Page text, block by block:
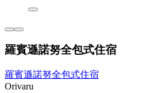
羅賓遜諾努全包式住宿
羅賓遜諾努全包式住宿
Orivaru